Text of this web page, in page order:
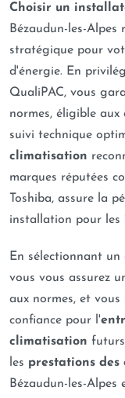
Choisir un
Bézaudun-les-Alpes
stratégique pour
d'énergie. En
QualiPAC, vous
normes, éligible
suivi technique
climatisation
marques réputées
Toshiba, assure la
installation pour les
En sélectionnant
vous vous assurez
aux normes, et
confiance pour l'
climatisation
les prestations
Bézaudun-les-